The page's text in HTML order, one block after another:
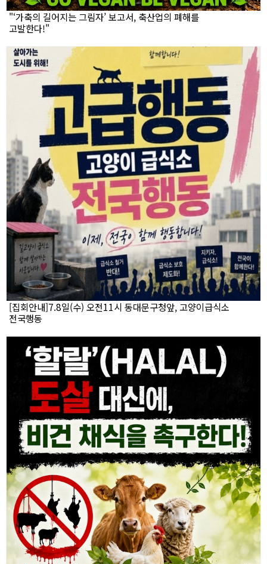
"‘가축의 길어지는 그림자’ 보고서, 축산업의 폐해를
고발한다!"
[집회안내]7.8일(수) 오전11시 동대문구청앞, 고양이급식소
전국행동